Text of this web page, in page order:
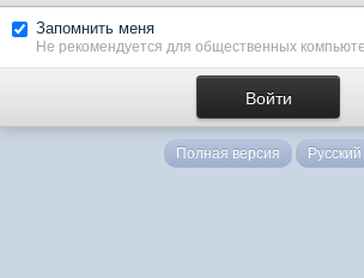
Запомнить меня
Не рекомендуется для общественных
Полная версия Русский